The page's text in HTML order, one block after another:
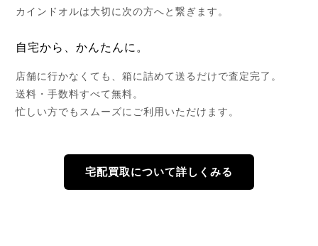
カインドオルは大切に次の方へと繋ぎます。
自宅から、かんたんに。
店舗に行かなくても、箱に詰めて送るだけで査定完了。
送料・手数料すべて無料。
忙しい方でもスムーズにご利用いただけます。
宅配買取について詳しくみる